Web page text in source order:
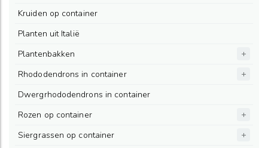
Kruiden op container
Planten uit Italië
Plantenbakken
Rhododendrons in container
Dwergrhododendrons in container
Rozen op container
Siergrassen op container